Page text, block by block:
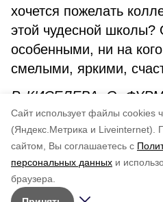
Cайт использует файлы cookies
(Яндекс.Метрика и Liveinternet).
сайтом, Вы соглашаетесь с
персональных данных и
браузера.
хочется пожелать
этой чудесной школы?
особенными, ни на
смелыми, яркими,
Р. КИСЕЛЕВА, О.
педагоги ДШИ
по оценке
5